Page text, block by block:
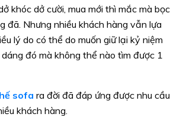
khóc dở cười, mua mới thì mắc mà bọc
đã. Nhưng nhiều khách hàng vẫn lựa
lý do có thể do muốn giữ lại kỷ niệm
đó mà không thể nào tìm được 1
sofa ra đời đã đáp ứng được nhu cầu
khách hàng.